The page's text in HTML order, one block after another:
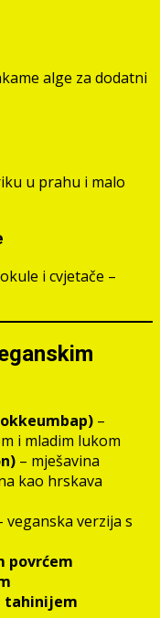
alge za dodatni
u prahu i malo
i cvjetače –
–
i mladim lukom
– mješavina
kao hrskava
veganska verzija s
povrćem
tahinijem